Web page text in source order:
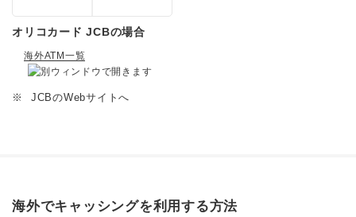
オリコカード JCBの場合
海外ATM一覧
※ JCBのWebサイトへ
海外でキャッシングを利用する方法